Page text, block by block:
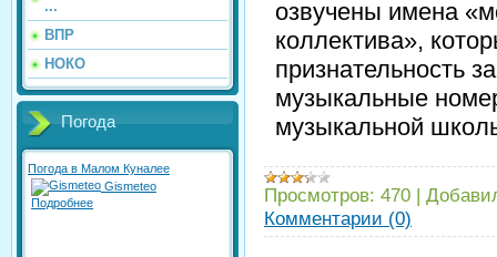
...
ВПР
НОКО
Погода
Погода в Малом Куналее
Gismeteo
Подробнее
озвучены имена
коллектива»,
признательность
музыкальные
музыкальной
Просмотров: 470 |
Комментарии (0)